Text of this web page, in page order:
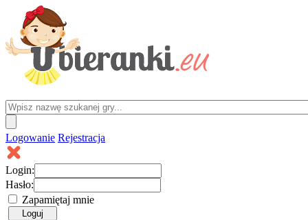
Logowanie Rejestracja
Login:
Hasło:
Zapamiętaj mnie